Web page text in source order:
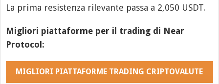
La prima resistenza rilevante passa a 2,050 USDT.
Migliori piattaforme per il trading di Near
Protocol:
MIGLIORI PIATTAFORME TRADING CRIPTOVALUTE